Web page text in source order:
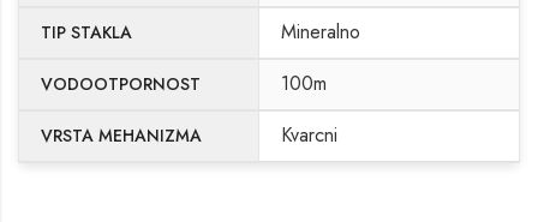
TIP STAKLA Mineralno
VODOOTPORNOST 100m
VRSTA MEHANIZMA Kvarcni